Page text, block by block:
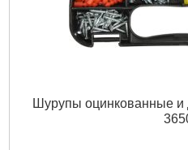
Шурупы оцинкованные и